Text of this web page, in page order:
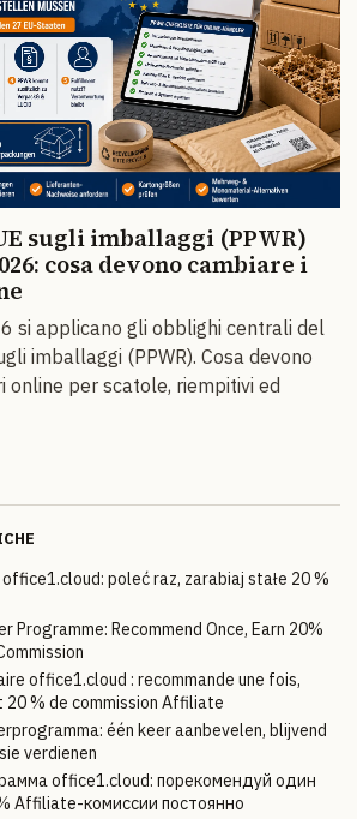
sugli imballaggi (PPWR)
cosa devono cambiare i
si applicano gli obblighi centrali del
imballaggi (PPWR). Cosa devono
online per scatole, riempitivi ed
poleć raz, zarabiaj stałe 20 %
Programme: Recommend Once, Earn 20%
office1.cloud : recommande une fois,
% de commission Affiliate
één keer aanbevelen, blijvend
verdienen
office1.cloud: порекомендуй один
Affiliate-комиссии постоянно